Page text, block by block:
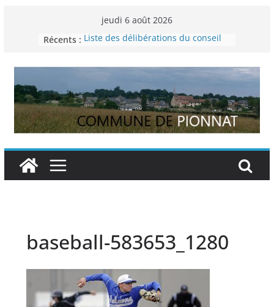
jeudi 6 août 2026
Récents : Liste des délibérations du conseil
Permanence France Lyme
Voyager en Europe pour les jeunes
Enquête INSEE
Liste des délibérations du conseil
municipal en date du 5/12/2024
baseball-583653_1280